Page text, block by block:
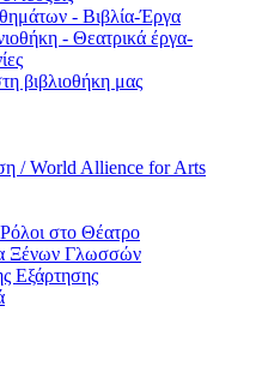
- Βιβλία-Έργα
- Θεατρικά έργα-
βιβλιοθήκη μας
/ World Allience for Arts
στο Θέατρο
Ξένων Γλωσσών
Εξάρτησης